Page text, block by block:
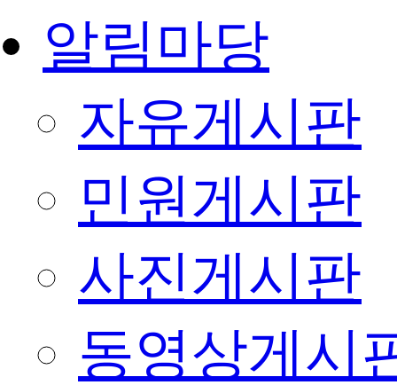
알림마당
자유게시판
민원게시판
사진게시판
동영상게시